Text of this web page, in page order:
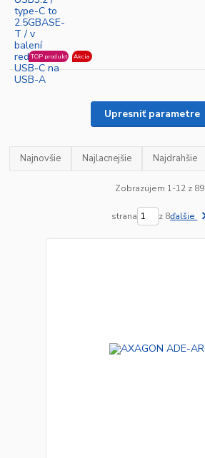
TOP produkt Akcia
Upresniť parametre
Najnovšie Najlacnejšie Najdrahšie
Zobrazujem 1-12 z 89
strana z 8ďalšie